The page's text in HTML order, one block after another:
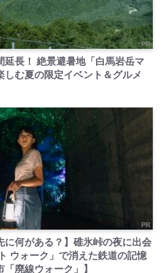
PR
延長！ 絶景避暑地「白馬岩岳マ
しむ夏の限定イベント＆グルメ
PR
に何がある？】碓氷峠の夜に出会
ウォーク」で消えた鉄道の記憶
廃線ウォーク」】